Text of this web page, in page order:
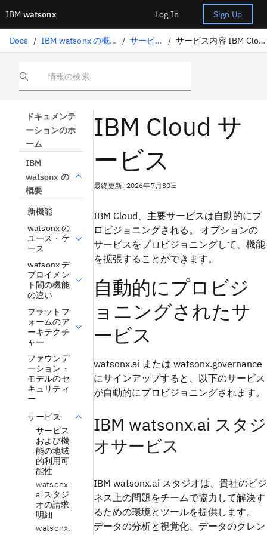
IBM watsonx Log In Sign Up
Docs / IBM watsonx の概要 / サービス / サービス内容 IBM Cloud
情報の検索
ドキュメンテ
ーションのホ
ーム
IBM
watsonx の
概要
新機能
watsonx の
ユース・ケ
ース
watsonx デ
プロイメン
ト間の機能
の違い
プラットフ
ォームのア
ーキテクチ
ャー
ファウンデ
ーション・
モデルのセ
キュリティ
ー
サービス
サービス
および機
能の地域
的利用可
能性
watsonx.
ai スタジ
オの請求
明細
watsonx.
IBM Cloud サ
ービス
最終更新: 2026年7月30日
IBM Cloud、主要サービスは自動的にプ
ロビジョニングされる。 オプションの
サービスをプロビジョニングして、機能
を拡張することができます。
自動的にプロビジ
ョニングされたサ
ービス
watsonx.ai または watsonx.governance
にサインアップすると、以下のサービス
が自動的にプロビジョニングされます。
IBM watsonx.ai スタジ
オサービス
IBM watsonx.ai スタジオは、貴社のビジ
ネス上の問題をチームで協力して解決す
るための環境とツールを提供します。
データの分析と視覚化、データのクレン